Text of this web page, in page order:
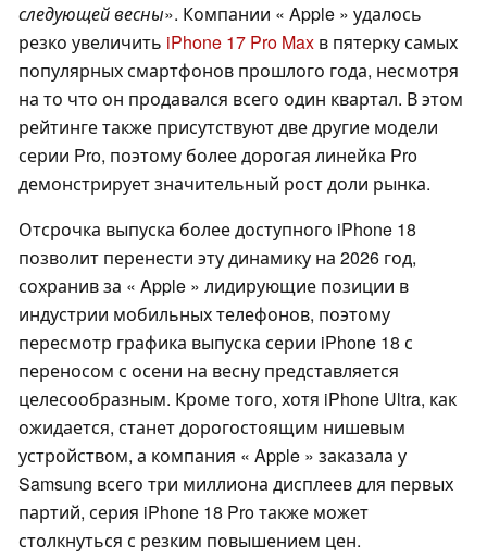
следующей весны». Компании « Apple » удалось
резко увеличить iPhone 17 Pro Max в пятерку самых
популярных смартфонов прошлого года, несмотря
на то что он продавался всего один квартал. В этом
рейтинге также присутствуют две другие модели
серии Pro, поэтому более дорогая линейка Pro
демонстрирует значительный рост доли рынка.
Отсрочка выпуска более доступного iPhone 18
позволит перенести эту динамику на 2026 год,
сохранив за « Apple » лидирующие позиции в
индустрии мобильных телефонов, поэтому
пересмотр графика выпуска серии iPhone 18 с
переносом с осени на весну представляется
целесообразным. Кроме того, хотя iPhone Ultra, как
ожидается, станет дорогостоящим нишевым
устройством, а компания « Apple » заказала у
Samsung всего три миллиона дисплеев для первых
партий, серия iPhone 18 Pro также может
столкнуться с резким повышением цен.